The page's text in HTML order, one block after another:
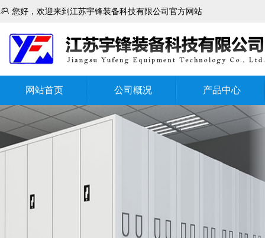
 您好，欢迎来到江苏宇锋装备科技有限公司官方网站
网站首页 公司概况 产品中心